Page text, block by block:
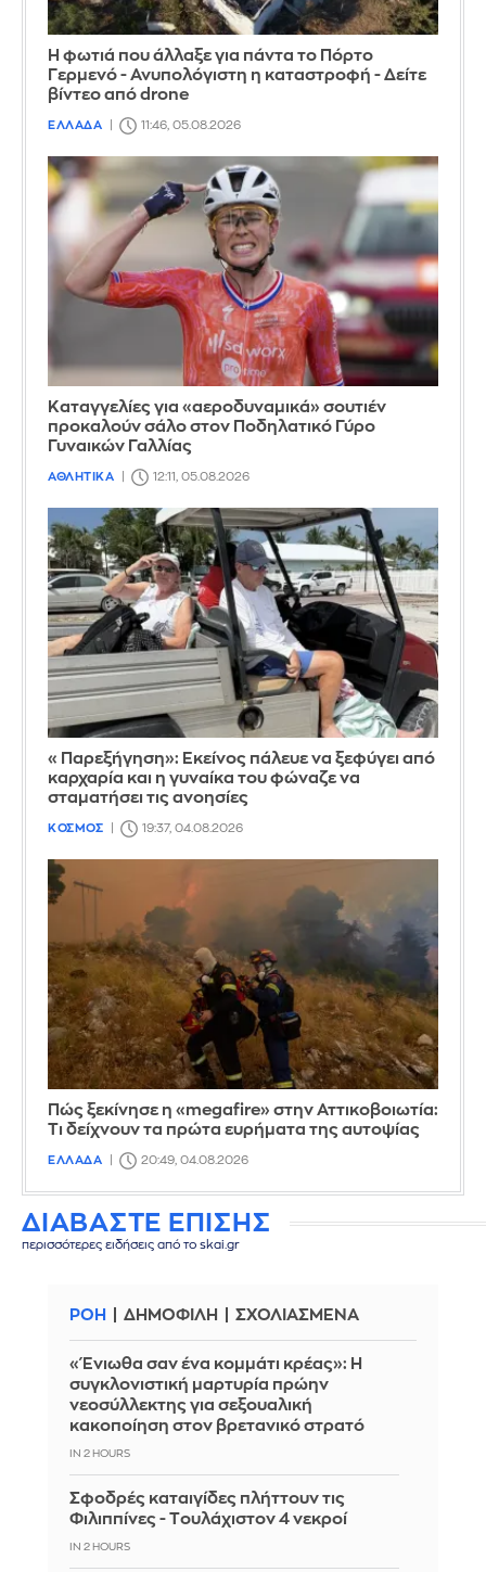
Η φωτιά που άλλαξε για πάντα το Πόρτο
Γερμενό - Ανυπολόγιστη η καταστροφή - Δείτε
βίντεο από drone
ΕΛΛΑΔΑ 11:46, 05.08.2026
Καταγγελίες για «αεροδυναμικά» σουτιέν
προκαλούν σάλο στον Ποδηλατικό Γύρο
Γυναικών Γαλλίας
ΑΘΛΗΤΙΚΑ 12:11, 05.08.2026
«Παρεξήγηση»: Εκείνος πάλευε να ξεφύγει από
καρχαρία και η γυναίκα του φώναζε να
σταματήσει τις ανοησίες
ΚΟΣΜΟΣ 19:37, 04.08.2026
Πώς ξεκίνησε η «megafire» στην Αττικοβοιωτία:
Τι δείχνουν τα πρώτα ευρήματα της αυτοψίας
ΕΛΛΑΔΑ 20:49, 04.08.2026
ΔΙΑΒΑΣΤΕ ΕΠΙΣΗΣ
περισσότερες ειδήσεις από το skai.gr
ΡΟΗ ΔΗΜΟΦΙΛΗ ΣΧΟΛΙΑΣΜΕΝΑ
«Ένιωθα σαν ένα κομμάτι κρέας»: Η
συγκλονιστική μαρτυρία πρώην
νεοσύλλεκτης για σεξουαλική
κακοποίηση στον βρετανικό στρατό
IN 2 HOURS
Σφοδρές καταιγίδες πλήττουν τις
Φιλιππίνες - Tουλάχιστον 4 νεκροί
IN 2 HOURS